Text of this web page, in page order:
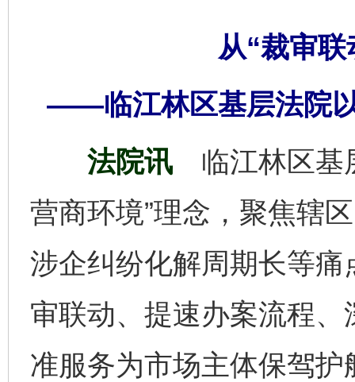
从“裁审
——临江林区基层法院
法院讯 临江林区基
营商环境”理念，聚焦辖
涉企纠纷化解周期长等
审联动、提速办案流程
准服务为市场主体保驾护